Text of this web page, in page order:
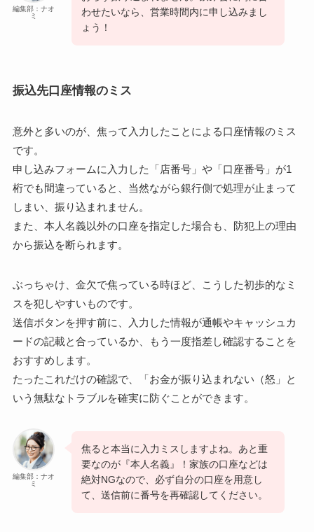
編集部：ナオ
ミ
わせたいなら、営業時間内に申し込みまし
ょう！
振込先口座情報のミス
意外と多いのが、焦って入力したことによる口座情報のミス
です。
申し込みフォームに入力した「店番号」や「口座番号」が1
桁でも間違っていると、当然ながら銀行側で処理が止まって
しまい、振り込まれません。
また、本人名義以外の口座を指定した場合も、防犯上の理由
から振込を断られます。
ぶっちゃけ、金欠で焦っている時ほど、こうした初歩的なミ
スを犯しやすいものです。
送信ボタンを押す前に、入力した情報が通帳やキャッシュカ
ードの記載と合っているか、もう一度指差し確認することを
おすすめします。
たったこれだけの確認で、「お金が振り込まれない（怒」と
いう無駄なトラブルを確実に防ぐことができます。
編集部：ナオ
ミ
焦ると本当に入力ミスしますよね。あと重
要なのが『本人名義』！家族の口座などは
絶対NGなので、必ず自分の口座を用意し
て、送信前に番号を再確認してください。